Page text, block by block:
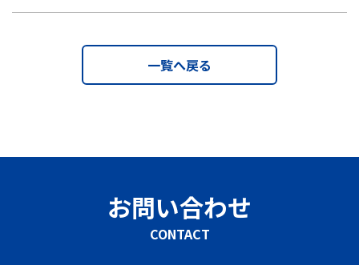
一覧へ戻る
お問い合わせ
CONTACT